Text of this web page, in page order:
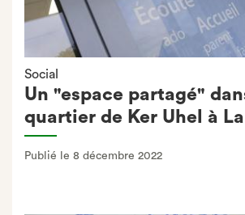
Social
Un "espace partagé"
quartier de Ker Uhel à
Publié le 8 décembre 2022